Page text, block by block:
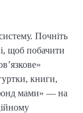
Почніть
щоб побачити
книги,
мами» — на